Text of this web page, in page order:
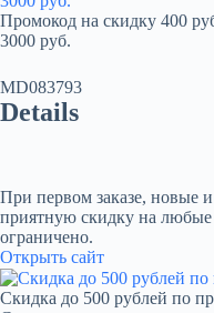
Промокод на скидку 400
3000 руб.
MD083793
Details
При первом заказе, новые
приятную скидку на
ограничено.
Открыть сайт
Скидка до 500 рублей по